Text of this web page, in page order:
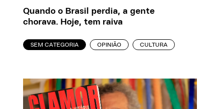
Quando o Brasil perdia, a gente
chorava. Hoje, tem raiva
SEM CATEGORIA OPINIÃO CULTURA